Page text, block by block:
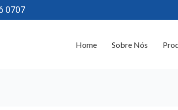
0707
Home Sobre Nós